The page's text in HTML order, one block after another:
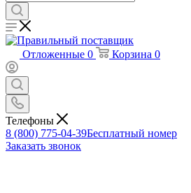
Отложенные 0 Корзина 0
Телефоны
8 (800) 775-04-39Бесплатный номер
Заказать звонок